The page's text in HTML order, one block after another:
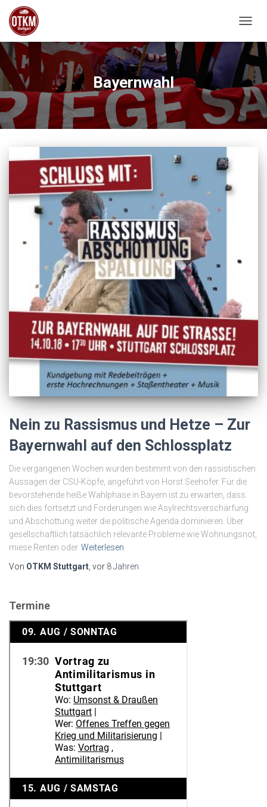
Bayernwahl
Nein zu Rassismus und Hetze – Zur
Bayernwahl auf den Schlossplatz
Die vergangenen Wochen wurden bestimmt von den rassistischen
Aussagen der CSU-Köpfe, angeführt von Horst Seehofer. Für die
bevorstehende heiße Wahlphase in Bayern ist zu erwarten, dass
sich dies fortsetzt und Forderungen wie Asylrechtsverschärfung
und Abschottung weiter die politische Agenda dominieren. Über
gesellschaftlich tatsächlich relevante Probleme wie Wohnungsnot,
miese Renten oder Weiterlesen
Von OTKM Stuttgart , vor 8 Jahren
Termine